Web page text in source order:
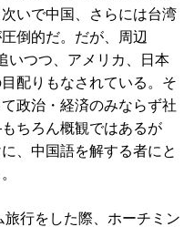
いで中国、さらには台湾
倒的だ。だが、周辺
いつつ、アメリカ、日本
配りもなされている。そ
政治・経済のみならず社
ちろん概観ではあるが
、中国語を解する者にと
行をした際、ホーチミン